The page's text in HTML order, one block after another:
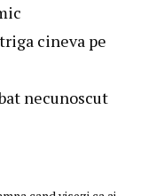
cineva pe
necunoscut